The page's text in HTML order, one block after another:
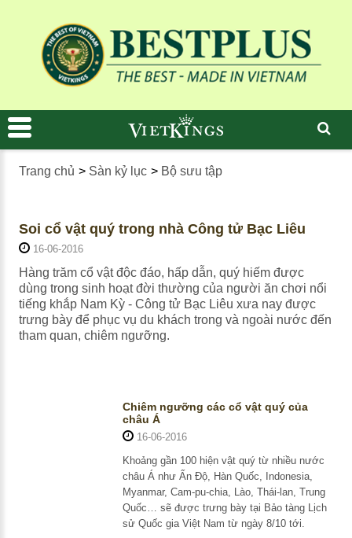
Trang chủ > Sàn kỷ lục > Bộ sưu tập
Soi cổ vật quý trong nhà Công tử Bạc Liêu
16-06-2016
Hàng trăm cổ vật độc đáo, hấp dẫn, quý hiếm được
dùng trong sinh hoạt đời thường của người ăn chơi nổi
tiếng khắp Nam Kỳ - Công tử Bạc Liêu xưa nay được
trưng bày để phục vụ du khách trong và ngoài nước đến
tham quan, chiêm ngưỡng.
Chiêm ngưỡng các cổ vật quý của
châu Á
16-06-2016
Khoảng gần 100 hiện vật quý từ nhiều nước
châu Á như Ấn Độ, Hàn Quốc, Indonesia,
Myanmar, Cam-pu-chia, Lào, Thái-lan, Trung
Quốc… sẽ được trưng bày tại Bảo tàng Lịch
sử Quốc gia Việt Nam từ ngày 8/10 tới.